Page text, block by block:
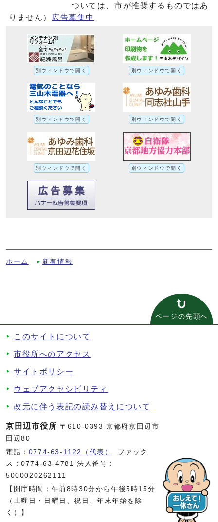
ついては、市が推奨するものではあ
りません）
広告募集中
別ウィンドウで開く 別ウィンドウで開く
別ウィンドウで開く 別ウィンドウで開く
別ウィンドウで開く 別ウィンドウで開く
ホーム 新着情報
ページの先頭へ
このサイトについて
市役所へのアクセス
サイトポリシー
ウェブアクセシビリティ
改元に伴う表記の読み替えについて
京田辺市役所 〒610-0393 京都府京田辺市
田辺80
電話： 0774-63-1122（代表）
ファック
ス：0774-63-4781 法人番号：
5000020262111
【開庁時間：午前8時30分から午後5時15分
（土曜日・日曜日、祝日、年末年始を除
く）】